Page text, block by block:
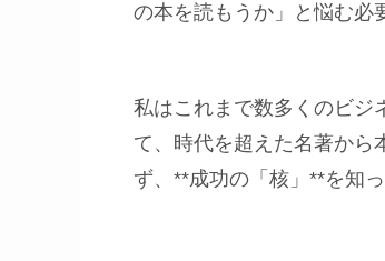
の本を読もうか」と悩む必
私はこれまで数多くのビジ
て、時代を超えた名著から
ず、**成功の「核」**を知っ